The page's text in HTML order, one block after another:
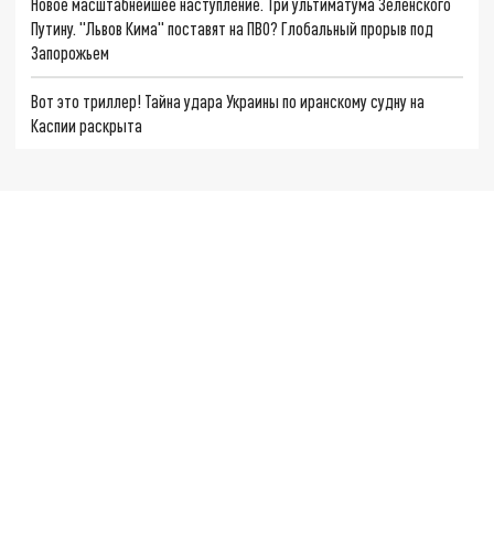
Новое масштабнейшее наступление. Три ультиматума Зеленского
Путину. "Львов Кима" поставят на ПВО? Глобальный прорыв под
Запорожьем
Вот это триллер! Тайна удара Украины по иранскому судну на
Каспии раскрыта